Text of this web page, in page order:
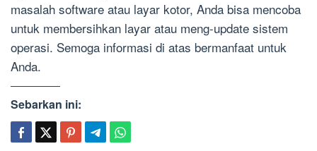
masalah software atau layar kotor, Anda bisa mencoba
untuk membersihkan layar atau meng-update sistem
operasi. Semoga informasi di atas bermanfaat untuk
Anda.
Sebarkan ini: